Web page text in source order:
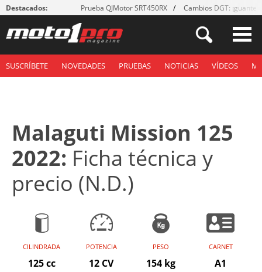
Destacados: Prueba QJMotor SRT450RX Cambios DGT: ¡guantes!
SUSCRÍBETE NOVEDADES PRUEBAS NOTICIAS VÍDEOS
Malaguti Mission 125
2022: Ficha técnica y
precio (N.D.)
CILINDRADA
125 cc
POTENCIA
12 CV
PESO
154 kg
CARNET
A1